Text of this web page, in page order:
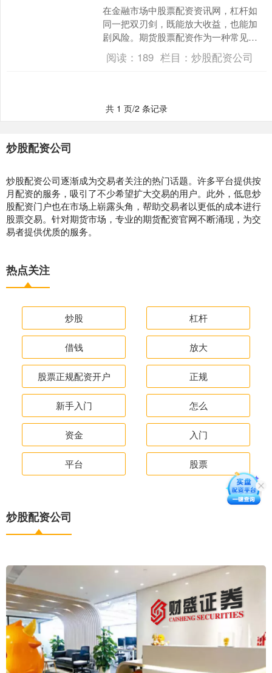
在金融市场中股票配资资讯网，杠杆如
同一把双刃剑，既能放大收益，也能加
剧风险。期货股票配资作为一种常见的
杠杆工具，近年来备受投资者关注。它
通过借用资金扩大交易规模....
阅读： 189 栏目： 炒股配资公司
共 1 页/2 条记录
炒股配资公司
炒股配资公司逐渐成为交易者关注的热门话题。许多平台提供按
月配资的服务，吸引了不少希望扩大交易的用户。此外，低息炒
股配资门户也在市场上崭露头角，帮助交易者以更低的成本进行
股票交易。针对期货市场，专业的期货配资官网不断涌现，为交
易者提供优质的服务。
热点关注
炒股 杠杆
借钱 放大
股票正规配资开户 正规
新手入门 怎么
资金 入门
平台 股票
炒股配资公司